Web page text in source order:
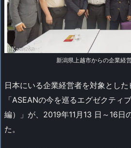
新潟県上越市からの企業経
日本にいる企業経営者を対象とし
「ASEANの今を巡るエグゼクティ
編）」が、2019年11月13 日～16日
た。